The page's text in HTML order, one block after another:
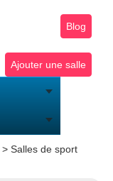
Blog
Ajouter une salle
> Salles de sport